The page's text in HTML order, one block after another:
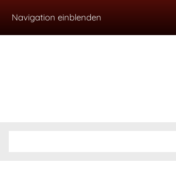
Navigation einblenden